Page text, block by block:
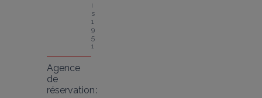
i
s
1
9
5
1
Agence
de
réservation :